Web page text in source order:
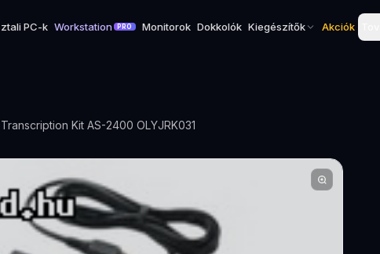
PC-k Workstation PRO Monitorok Dokkolók Kiegészítők Akciók
Kit AS-2400 OLYJRK031